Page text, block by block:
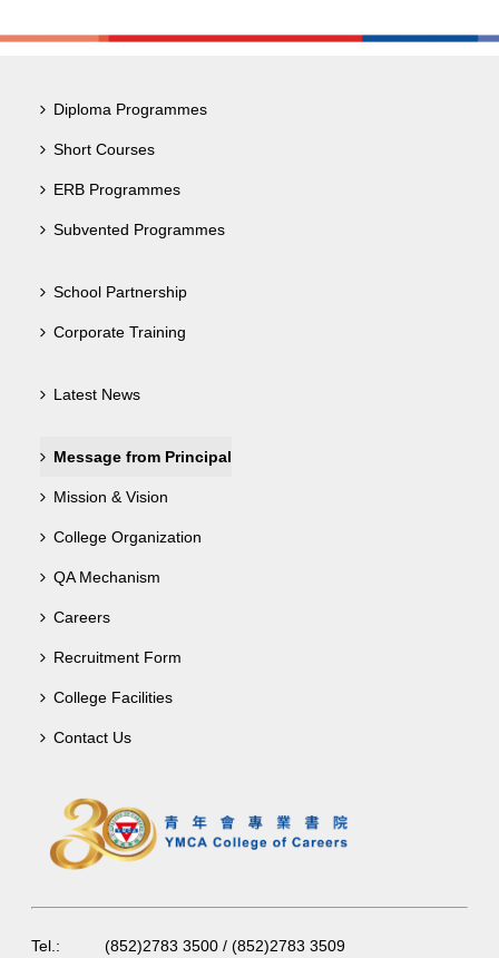
Diploma Programmes
Short Courses
ERB Programmes
Subvented Programmes
School Partnership
Corporate Training
Latest News
Message from Principal
Mission & Vision
College Organization
QA Mechanism
Careers
Recruitment Form
College Facilities
Contact Us
Tel.: (852)2783 3500 / (852)2783 3509